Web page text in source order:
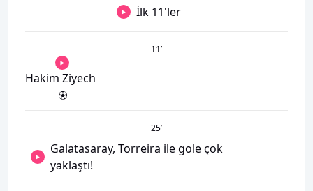
İlk 11'ler
11’
Hakim Ziyech
25’
Galatasaray, Torreira ile gole çok
yaklaştı!